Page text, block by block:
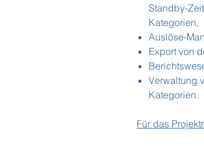
Standby-
Kategorien,
Auslöse-
Export von
Verwaltung
Kategorien.
Für das